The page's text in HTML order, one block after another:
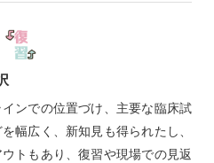
ンでの位置づけ、主要な臨床試
幅広く、新知見も得られたし、
トもあり、復習や現場での見返